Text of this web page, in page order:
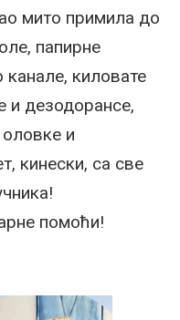
мито примила до
папирне
киловате
и дезодорансе,
и
кинески, са све
помоћи!